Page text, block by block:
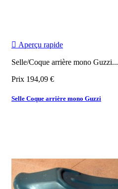
 Aperçu rapide
Selle/Coque arrière mono Guzzi...
Prix 194,09 €
Selle Coque arrière mono Guzzi